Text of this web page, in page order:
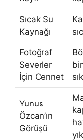
Sıcak Su
Kaynağı
Fotoğraf
Severler
İçin Cennet
Yunus
Özcan’ın
Görüşü